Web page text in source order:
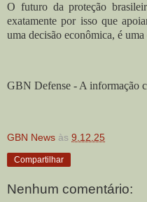
O futuro da proteção
exatamente por isso que
uma decisão econômica, é uma
GBN Defense - A informação
GBN News às 9.12.25
Compartilhar
Nenhum comentário: